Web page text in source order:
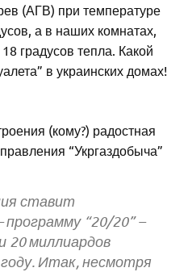
(АГВ) при температуре
а в наших комнатах,
градусов тепла. Какой
в украинских домах!
(кому?) радостная
“Укргаздобыча”
ставит
программу “20/20” –
20 миллиардов
Итак, несмотря